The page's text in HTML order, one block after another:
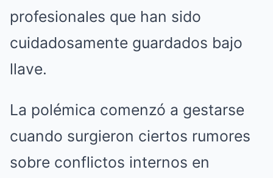
profesionales que han sido
cuidadosamente guardados bajo
llave.
La polémica comenzó a gestarse
cuando surgieron ciertos rumores
sobre conflictos internos en